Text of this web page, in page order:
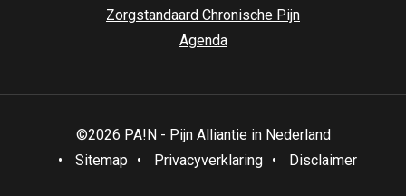
Zorgstandaard Chronische Pijn
Agenda
©2026 PA!N - Pijn Alliantie in Nederland
•
Sitemap • Privacyverklaring • Disclaimer